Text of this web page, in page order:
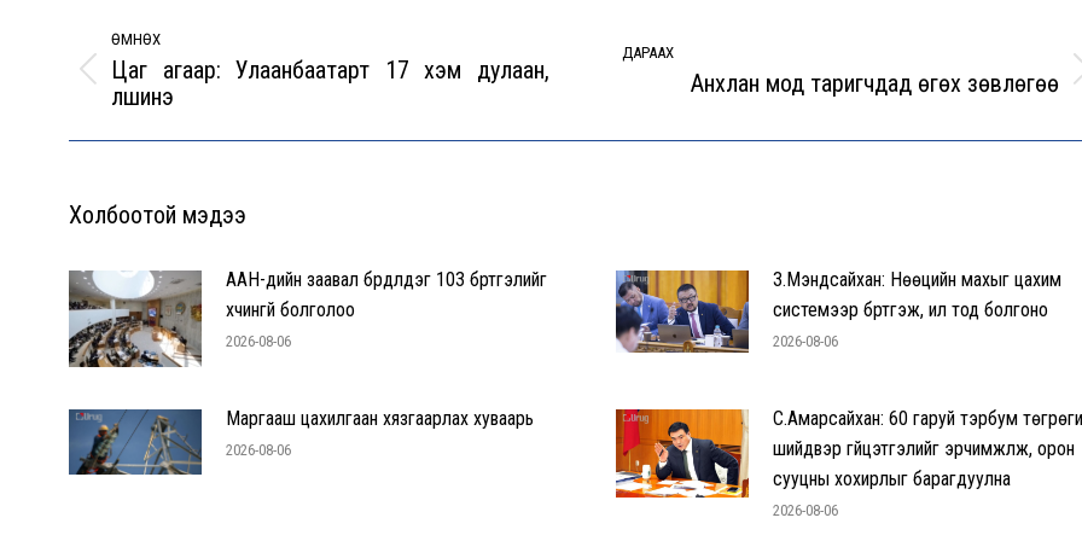
navigation
ӨМНӨХ
Previous
Цаг агаар: Улаанбаатарт 17 хэм дулаан,
үүлшинэ
ДАРААХ
Анхлан мод таригчдад өгөх зөвлөгөө
Холбоотой мэдээ
ААН-үүдийн заавал бүрдүүлдэг 103 бүртгэлийг
хүчингүй болголоо
2026-08-06
З.Мэндсайхан: Нөөцийн махыг цахим
системээр бүртгэж, ил тод болгоно
2026-08-06
Маргааш цахилгаан хязгаарлах хуваарь
2026-08-06
С.Амарсайхан: 60 гаруй тэрбум
шийдвэр гүйцэтгэлийг эрчимжүүлж, орон
сууцны хохирлыг барагдуулна
2026-08-06